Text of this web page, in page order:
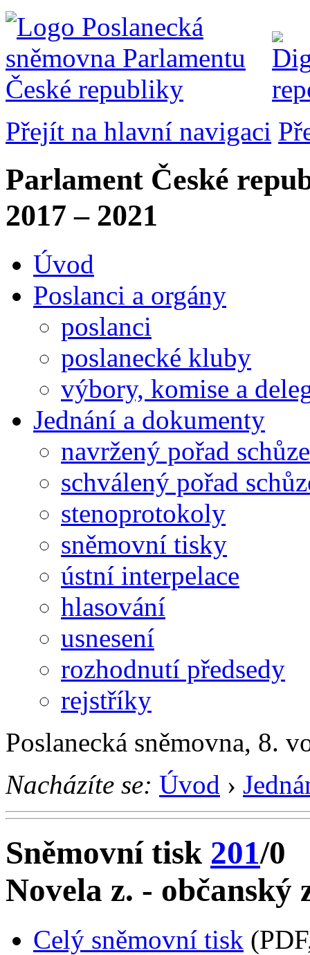
Přejít na hlavní navigaci
Parlament České
2017 – 2021
Úvod
Poslanci a orgány
poslanci
poslanecké kluby
výbory, komise a
Jednání a dokumenty
navržený pořad schůze
schválený pořad
stenoprotokoly
sněmovní tisky
ústní interpelace
hlasování
usnesení
rozhodnutí předsedy
rejstříky
Poslanecká sněmovna, 8.
Nacházíte se: Úvod ›
Sněmovní tisk 201/0
Novela z. - občanský
Celý sněmovní tisk